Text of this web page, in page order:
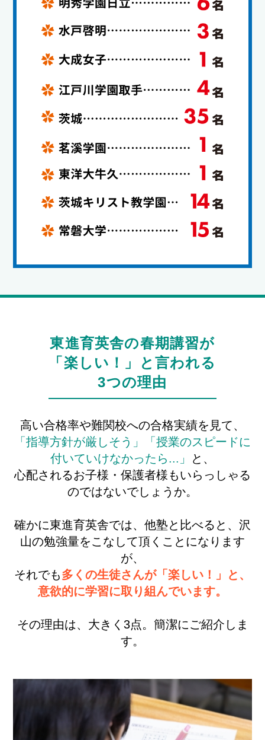
東進育英舎の春期講習が
「楽しい！」と言われる
3つの理由
高い合格率や難関校への合格実績を見て、
「指導方針が厳しそう」「授業のスピードに
付いていけなかったら...」
と、
心配されるお子様・保護者様もいらっしゃる
のではないでしょうか。
確かに東進育英舎では、他塾と比べると、沢
山の勉強量をこなして頂くことになります
が、
それでも多くの生徒さんが「楽しい！」と、
意欲的に学習に取り組んでいます。
その理由は、大きく3点。簡潔にご紹介しま
す。